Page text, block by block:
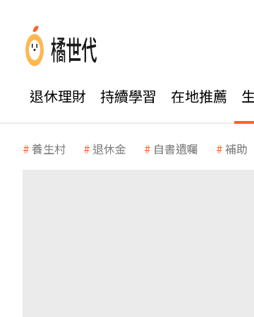
退休理財 持續學習 在地推薦
養生村 退休金 自書遺囑 補助